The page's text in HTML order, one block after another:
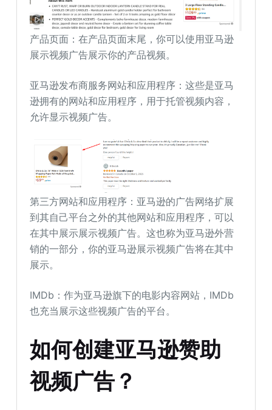
产品页面：在产品页面末尾，你可以使用亚马逊
展示视频广告展示你的产品视频。
亚马逊发布商服务网站和应用程序：这些是亚马
逊拥有的网站和应用程序，用于托管视频内容，
允许显示视频广告。
第三方网站和应用程序：亚马逊的广告网络扩展
到其自己平台之外的其他网站和应用程序，可以
在其中展示展示视频广告。这也称为亚马逊外营
销的一部分，你的亚马逊展示视频广告将在其中
展示。
IMDb：作为亚马逊旗下的电影内容网站，IMDb
也充当展示这些视频广告的平台。
如何创建亚马逊赞助
视频广告？